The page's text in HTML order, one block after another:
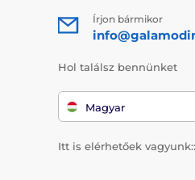
Írjon bármikor
Hol találsz bennünket
Magyar
Itt is elérhetőek vagyunk::